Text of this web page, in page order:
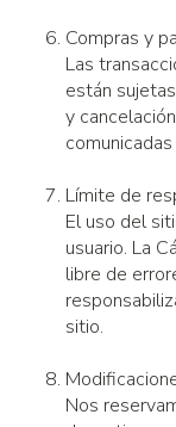
Compras y
Las
están
y
Límite de
El uso del
usuario. La
libre de
sitio.
Nos